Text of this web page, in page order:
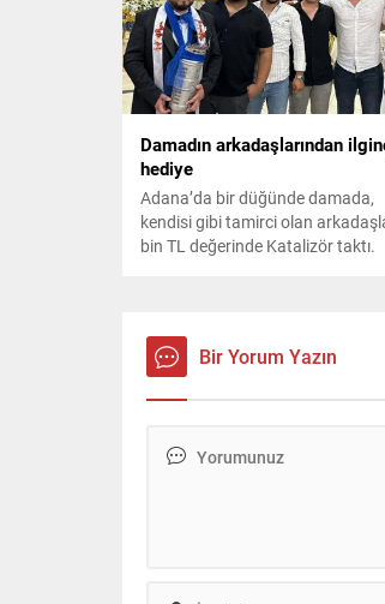
Damadın arkadaşlarından
hediye
Adana’da bir düğünde damada,
kendisi gibi tamirci olan
bin TL değerinde Katalizör taktı.
Bir Yorum Yazın